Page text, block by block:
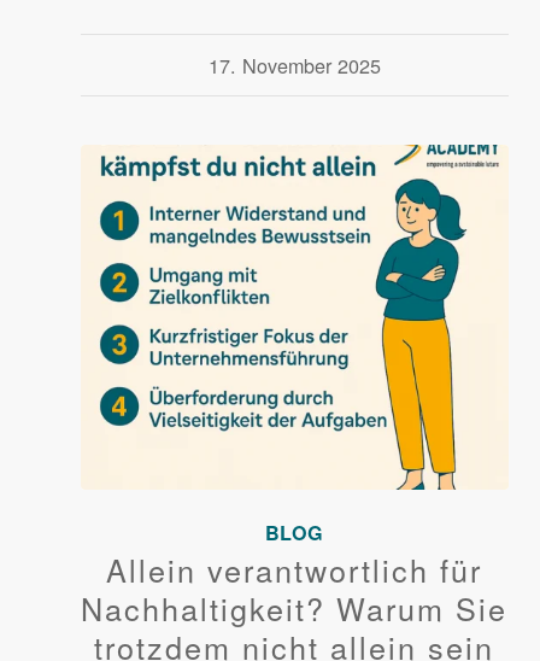
17. November 2025
BLOG
Allein verantwortlich für
Nachhaltigkeit? Warum Sie
trotzdem nicht allein sein